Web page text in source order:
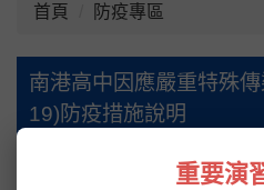
首頁 防疫專區
南港高中因應嚴重特殊
19)防疫措施說明
重要演